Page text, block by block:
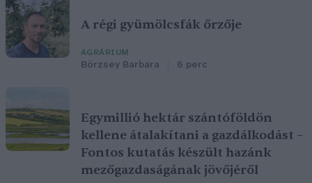
A régi gyümölcsfák őrzője
AGRÁRIUM
Börzsey Barbara 6 perc
Egymillió hektár szántóföldön
kellene átalakítani a gazdálkodást –
Fontos kutatás készült hazánk
mezőgazdaságának jövőjéről